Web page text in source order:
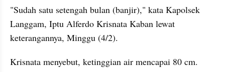
"Sudah satu setengah bulan (banjir)," kata Kapolsek
Langgam, Iptu Alferdo Krisnata Kaban lewat
keterangannya, Minggu (4/2).
Krisnata menyebut, ketinggian air mencapai 80 cm.